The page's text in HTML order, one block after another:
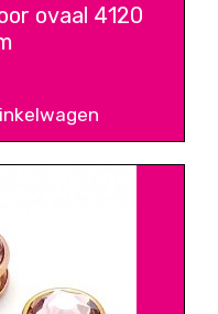
ovaal 4120